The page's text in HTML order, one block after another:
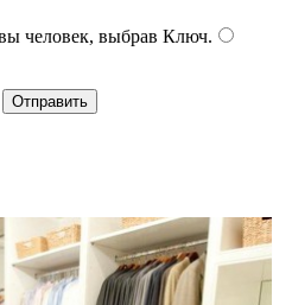
человек, выбрав Ключ.